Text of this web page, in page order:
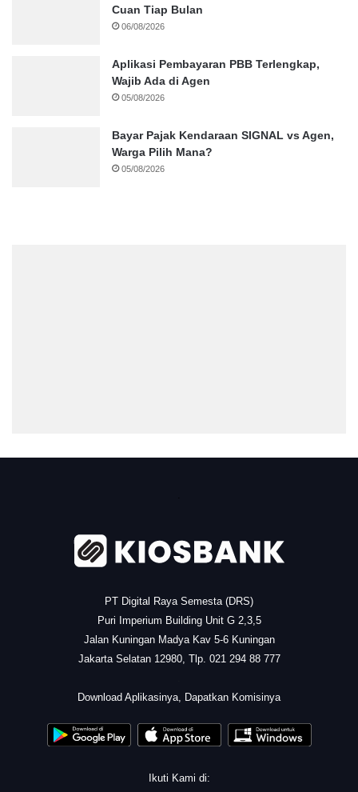
Cuan Tiap Bulan
06/08/2026
Aplikasi Pembayaran PBB Terlengkap,
Wajib Ada di Agen
05/08/2026
Bayar Pajak Kendaraan SIGNAL vs Agen,
Warga Pilih Mana?
05/08/2026
PT Digital Raya Semesta (DRS)
Puri Imperium Building Unit G 2,3,5
Jalan Kuningan Madya Kav 5-6 Kuningan
Jakarta Selatan 12980, Tlp. 021 294 88 777
Download Aplikasinya, Dapatkan Komisinya
Ikuti Kami di: